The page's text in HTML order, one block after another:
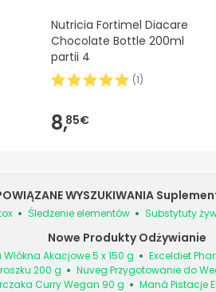
Nutricia Fortimel Diacare
Chocolate Bottle 200ml
partii 4
(1)
8,85€
WYSZUKIWANIA
Śledzenie elementów Substytuty
Nowe Produkty Odżywianie
Akacjowe 5 x 150 g Exceldiet
200 g Nuveg Przygotowanie do
Curry Wegan 90 g
Maná Pistacje